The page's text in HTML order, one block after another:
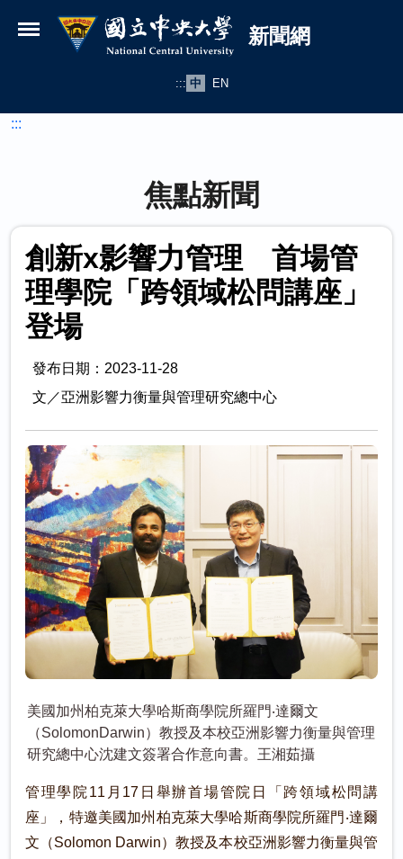
國立中央大學新聞網
新聞網
::: 中 EN
:::
焦點新聞
創新x影響力管理 首場管
理學院「跨領域松問講座」
登場
發布日期：2023-11-28
文／亞洲影響力衡量與管理研究總中心
美國加州柏克萊大學哈斯商學院所羅門‧達爾文
（SolomonDarwin）教授及本校亞洲影響力衡量與管理
研究總中心沈建文簽署合作意向書。王湘茹攝
管理學院11月17日舉辦首場管院日「跨領域松問講
座」，特邀美國加州柏克萊大學哈斯商學院所羅門‧達爾
文（Solomon Darwin）教授及本校亞洲影響力衡量與管